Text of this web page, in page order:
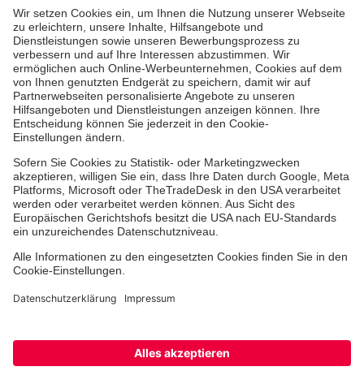
Über uns
Unsere Themen
Projekte deutschlandweit
Vor Ort
Downloads
Cookie-Einstellungen Datenschutz Barrierefreiheit